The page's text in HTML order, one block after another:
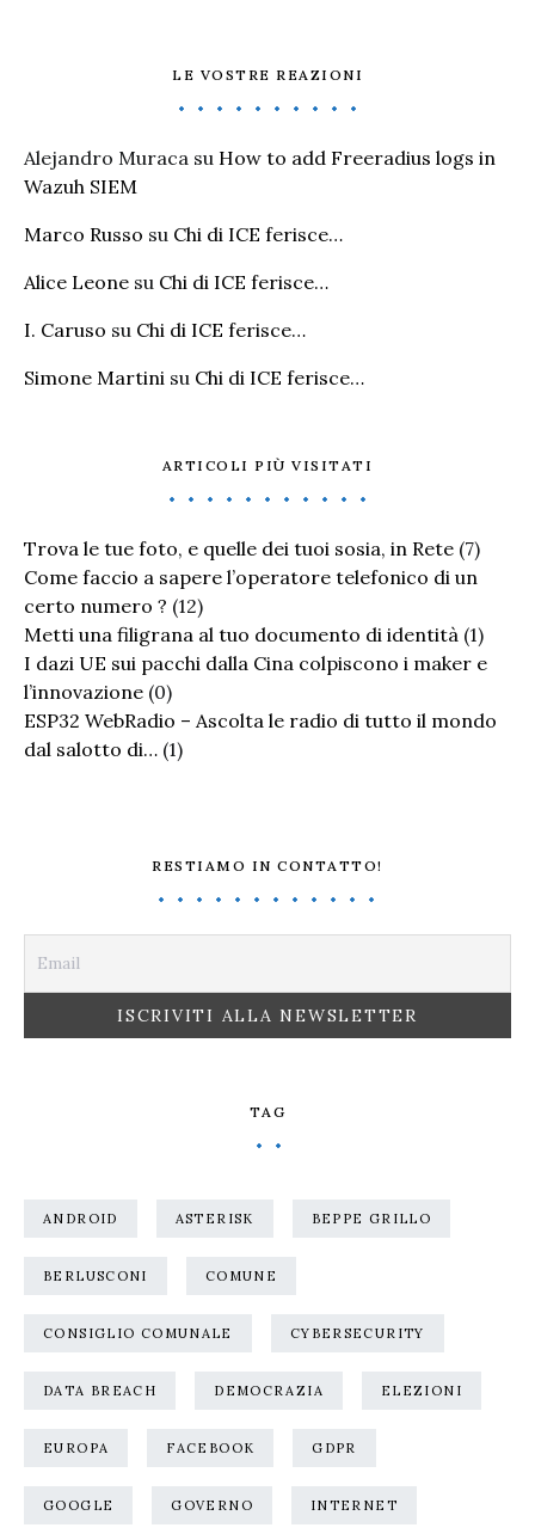
LE VOSTRE REAZIONI
Alejandro Muraca su How to add Freeradius logs in
Wazuh SIEM
Marco Russo su Chi di ICE ferisce…
Alice Leone su Chi di ICE ferisce…
I. Caruso su Chi di ICE ferisce…
Simone Martini su Chi di ICE ferisce…
ARTICOLI PIÙ VISITATI
Trova le tue foto, e quelle dei tuoi sosia, in Rete (7)
Come faccio a sapere l’operatore telefonico di un
certo numero ? (12)
Metti una filigrana al tuo documento di identità (1)
I dazi UE sui pacchi dalla Cina colpiscono i maker e
l’innovazione (0)
ESP32 WebRadio – Ascolta le radio di tutto il mondo
dal salotto di… (1)
RESTIAMO IN CONTATTO!
TAG
ANDROID ASTERISK BEPPE GRILLO
BERLUSCONI COMUNE
CONSIGLIO COMUNALE CYBERSECURITY
DATA BREACH DEMOCRAZIA ELEZIONI
EUROPA FACEBOOK GDPR
GOOGLE GOVERNO INTERNET